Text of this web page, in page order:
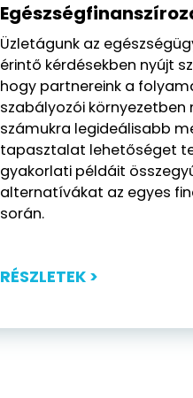
Üzletágunk az
érintő kérdésekben nyújt
hogy partnereink a
szabályozói
számukra legideálisabb
tapasztalat lehetőséget
gyakorlati példáit
alternatívákat az egyes
során.
RÉSZLETEK >